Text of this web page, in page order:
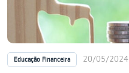
Educação Financeira 20/05/2024